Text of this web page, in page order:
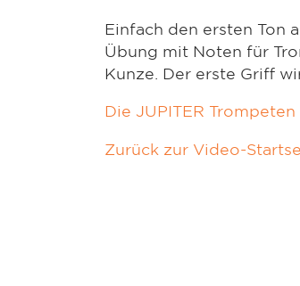
Einfach den ersten Ton
Übung mit Noten für
Kunze. Der erste Griff
Die JUPITER Trompeten
Zurück zur Video-